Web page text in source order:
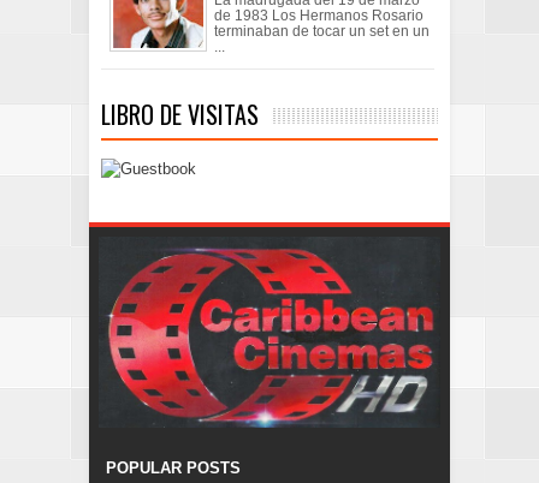
de 1983 Los Hermanos Rosario
terminaban de tocar un set en un
...
LIBRO DE VISITAS
POPULAR POSTS